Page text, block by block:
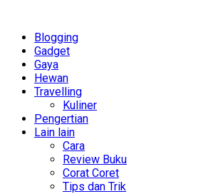
Blogging
Gadget
Gaya
Hewan
Travelling
Kuliner
Pengertian
Lain lain
Cara
Review Buku
Corat Coret
Tips dan Trik